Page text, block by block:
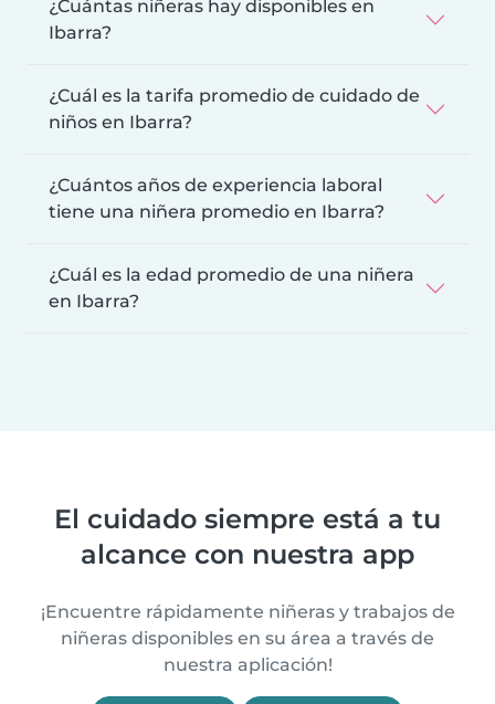
¿Cuántas niñeras hay disponibles en
Ibarra?
¿Cuál es la tarifa promedio de cuidado de
niños en Ibarra?
¿Cuántos años de experiencia laboral
tiene una niñera promedio en Ibarra?
¿Cuál es la edad promedio de una niñera
en Ibarra?
El cuidado siempre está a tu
alcance con nuestra app
¡Encuentre rápidamente niñeras y trabajos de
niñeras disponibles en su área a través de
nuestra aplicación!